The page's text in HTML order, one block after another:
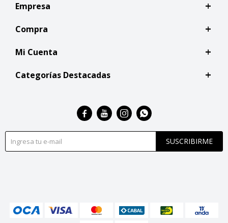
Empresa
Compra
Mi Cuenta
Categorías Destacadas
SUSCRIBIRME
   